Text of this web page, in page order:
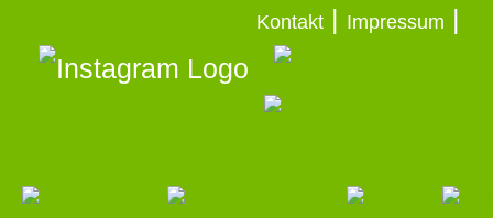
Kontakt| Impressum |